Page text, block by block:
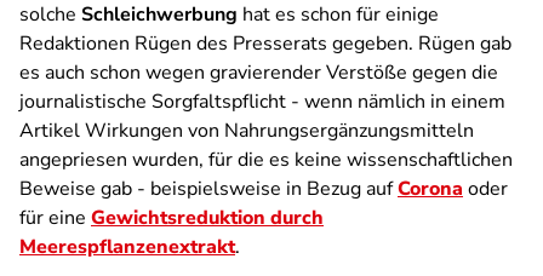
solche Schleichwerbung hat es schon für einige
Redaktionen Rügen des Presserats gegeben. Rügen gab
es auch schon wegen gravierender Verstöße gegen die
journalistische Sorgfaltspflicht - wenn nämlich in einem
Artikel Wirkungen von Nahrungsergänzungsmitteln
angepriesen wurden, für die es keine wissenschaftlichen
Beweise gab - beispielsweise in Bezug aufCorona oder
für eine Gewichtsreduktion durch
Meerespflanzenextrakt.